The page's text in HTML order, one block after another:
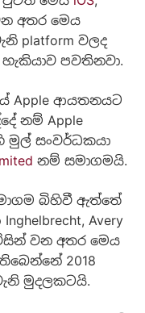
අතර මෙය
platform වලද
පවතිනවා.
Apple ආයතනයට
නම් Apple
සංවර්ධකයා
නම් සමාගමයි.
බිහිවී ඇත්තේ
Avery
විසින් වන අතර මෙය
2018
මුදලකටයි.